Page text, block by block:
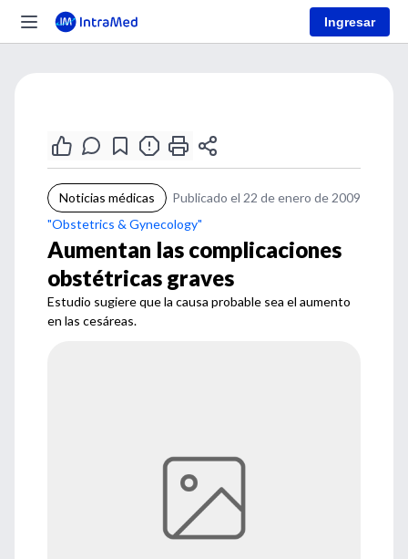
Ingresar
Noticias médicas
Publicado el 22 de enero de 2009
"Obstetrics & Gynecology"
Aumentan las complicaciones
obstétricas graves
Estudio sugiere que la causa probable sea el aumento
en las cesáreas.